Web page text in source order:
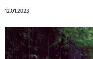
12.01.2023